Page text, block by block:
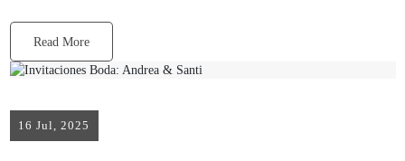
Read More
16 Jul, 2025